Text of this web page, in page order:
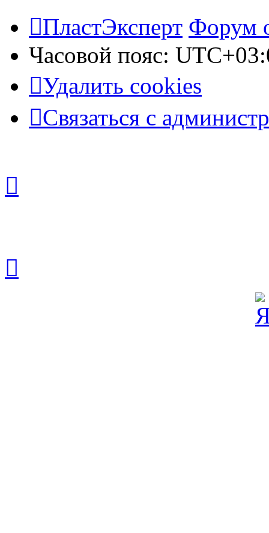
ПластЭксперт Форум
Часовой пояс:
Удалить cookies
Связаться с